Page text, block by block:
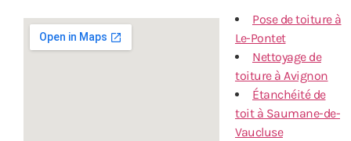
Pose de toiture à
Le-Pontet
Nettoyage de
toiture à Avignon
Étanchéité de
toit à Saumane-de-
Vaucluse